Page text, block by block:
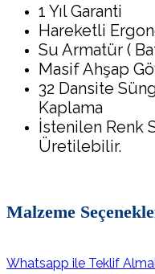
1 Yıl Garanti
Hareketli
Su Armatür (
Masif Ahşap
32 Dansite
Kaplama
İstenilen Renk
Üretilebilir.
Malzeme
Whatsapp ile Teklif